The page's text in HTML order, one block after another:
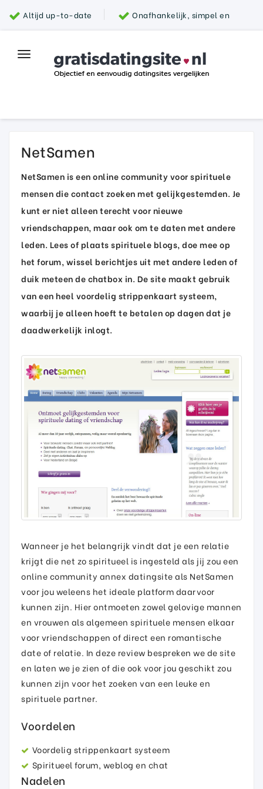
Altijd up-to-date Onafhankelijk, simpel en
Top datingsite
Parship
Toggle
navigation
NetSamen
NetSamen is een online community voor spirituele
mensen die contact zoeken met gelijkgestemden. Je
kunt er niet alleen terecht voor nieuwe
vriendschappen, maar ook om te daten met andere
leden. Lees of plaats spirituele blogs, doe mee op
het forum, wissel berichtjes uit met andere leden of
duik meteen de chatbox in. De site maakt gebruik
van een heel voordelig strippenkaart systeem,
waarbij je alleen hoeft te betalen op dagen dat je
daadwerkelijk inlogt.
Wanneer je het belangrijk vindt dat je een relatie
krijgt die net zo spiritueel is ingesteld als jij zou een
online community annex datingsite als NetSamen
voor jou weleens het ideale platform daarvoor
kunnen zijn. Hier ontmoeten zowel gelovige mannen
en vrouwen als algemeen spirituele mensen elkaar
voor vriendschappen of direct een romantische
date of relatie. In deze review bespreken we de site
en laten we je zien of die ook voor jou geschikt zou
kunnen zijn voor het zoeken van een leuke en
spirituele partner.
Voordelen
Voordelig strippenkaart systeem
Spiritueel forum, weblog en chat
Nadelen